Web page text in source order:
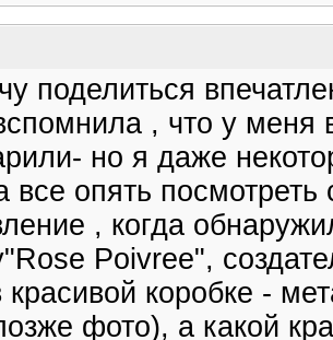
поделиться
, что у
но я даже
все опять
, когда
Poivree",
красивой коробке -
фото), а какой